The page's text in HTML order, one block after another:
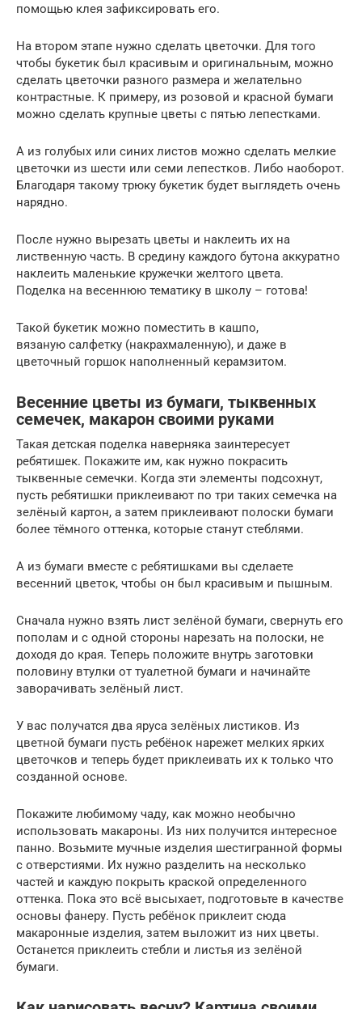
помощью клея зафиксировать его.
На втором этапе нужно сделать цветочки. Для того
чтобы букетик был красивым и оригинальным, можно
сделать цветочки разного размера и желательно
контрастные. К примеру, из розовой и красной бумаги
можно сделать крупные цветы с пятью лепестками.
А из голубых или синих листов можно сделать мелкие
цветочки из шести или семи лепестков. Либо наоборот.
Благодаря такому трюку букетик будет выглядеть очень
нарядно.
После нужно вырезать цветы и наклеить их на
лиственную часть. В средину каждого бутона аккуратно
наклеить маленькие кружечки желтого цвета.
Поделка на весеннюю тематику в школу – готова!
Такой букетик можно поместить в кашпо,
вязаную салфетку (накрахмаленную), и даже в
цветочный горшок наполненный керамзитом.
Весенние цветы из бумаги, тыквенных
семечек, макарон своими руками
Такая детская поделка наверняка заинтересует
ребятишек. Покажите им, как нужно покрасить
тыквенные семечки. Когда эти элементы подсохнут,
пусть ребятишки приклеивают по три таких семечка на
зелёный картон, а затем приклеивают полоски бумаги
более тёмного оттенка, которые станут стеблями.
А из бумаги вместе с ребятишками вы сделаете
весенний цветок, чтобы он был красивым и пышным.
Сначала нужно взять лист зелёной бумаги, свернуть его
пополам и с одной стороны нарезать на полоски, не
доходя до края. Теперь положите внутрь заготовки
половину втулки от туалетной бумаги и начинайте
заворачивать зелёный лист.
У вас получатся два яруса зелёных листиков. Из
цветной бумаги пусть ребёнок нарежет мелких ярких
цветочков и теперь будет приклеивать их к только что
созданной основе.
Покажите любимому чаду, как можно необычно
использовать макароны. Из них получится интересное
панно. Возьмите мучные изделия шестигранной формы
с отверстиями. Их нужно разделить на несколько
частей и каждую покрыть краской определенного
оттенка. Пока это всё высыхает, подготовьте в качестве
основы фанеру. Пусть ребёнок приклеит сюда
макаронные изделия, затем выложит из них цветы.
Останется приклеить стебли и листья из зелёной
бумаги.